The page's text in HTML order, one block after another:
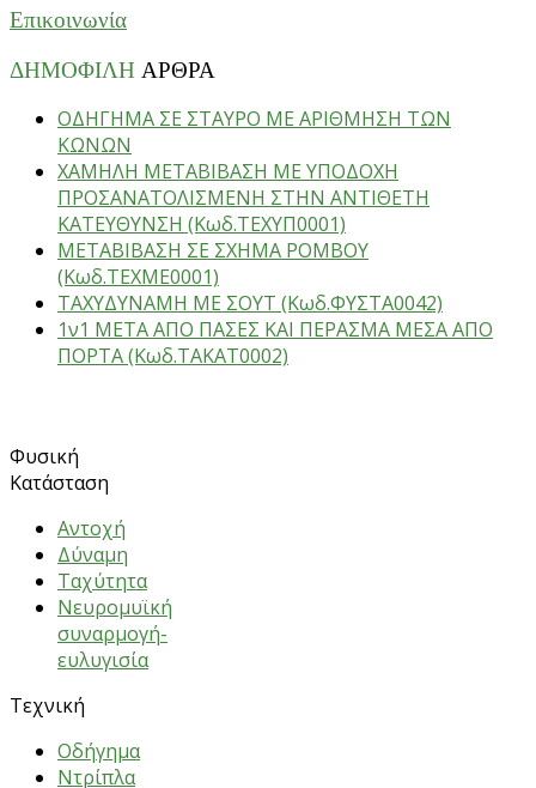
Επικοινωνία
ΔΗΜΟΦΙΛΗ ΑΡΘΡΑ
ΟΔΗΓΗΜΑ ΣΕ ΣΤΑΥΡΟ ΜΕ ΑΡΙΘΜΗΣΗ ΤΩΝ
ΚΩΝΩΝ
ΧΑΜΗΛΗ ΜΕΤΑΒΙΒΑΣΗ ΜΕ ΥΠΟΔΟΧΗ
ΠΡΟΣΑΝΑΤΟΛΙΣΜΕΝΗ ΣΤΗΝ ΑΝΤΙΘΕΤΗ
ΚΑΤΕΥΘΥΝΣΗ (Κωδ.ΤΕΧΥΠ0001)
ΜΕΤΑΒΙΒΑΣΗ ΣΕ ΣΧΗΜΑ ΡΟΜΒΟΥ
(Κωδ.ΤΕΧΜΕ0001)
ΤΑΧΥΔΥΝΑΜΗ ΜΕ ΣΟΥΤ (Κωδ.ΦΥΣΤΑ0042)
1ν1 ΜΕΤΑ ΑΠΟ ΠΑΣΕΣ ΚΑΙ ΠΕΡΑΣΜΑ ΜΕΣΑ ΑΠΟ
ΠΟΡΤΑ (Κωδ.ΤΑΚΑΤ0002)
Φυσική
Κατάσταση
Αντοχή
Δύναμη
Ταχύτητα
Νευρομυϊκή
συναρμογή-
ευλυγισία
Τεχνική
Oδήγημα
Nτρίπλα